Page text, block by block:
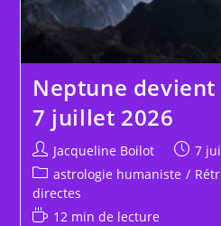
Neptune
7 juillet 2026
Auteur/autrice
de
la
publication :
Jacqueline Boilot
7
Post
category:
astrologie humaniste /
directes
Temps12 min de lecture